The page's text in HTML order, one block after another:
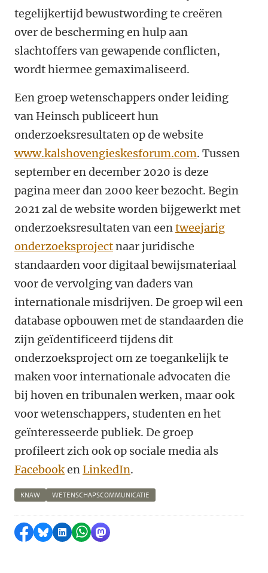
tegelijkertijd bewustwording te creëren
over de bescherming en hulp aan
slachtoffers van gewapende conflicten,
wordt hiermee gemaximaliseerd.
Een groep wetenschappers onder leiding
van Heinsch publiceert hun
onderzoeksresultaten op de website
www.kalshovengieskesforum.com. Tussen
september en december 2020 is deze
pagina meer dan 2000 keer bezocht. Begin
2021 zal de website worden bijgewerkt met
onderzoeksresultaten van eentweejarig
onderzoeksprojectnaar juridische
standaarden voor digitaal bewijsmateriaal
voor de vervolging van daders van
internationale misdrijven. De groep wil een
database opbouwen met de standaarden die
zijn geïdentificeerd tijdens dit
onderzoeksproject om ze toegankelijk te
maken voor internationale advocaten die
bij hoven en tribunalen werken, maar ook
voor wetenschappers, studenten en het
geïnteresseerde publiek. De groep
profileert zich ook op sociale media als
FacebookenLinkedIn.
KNAW WETENSCHAPSCOMMUNICATIE
Delen op Facebook
Delen via Bluesky
Delen op LinkedIn
Delen via WhatsApp
Delen via Mastodon